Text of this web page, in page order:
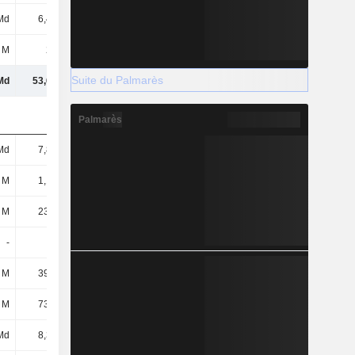
6,45 Md
223 M
53,62 Md 65,71 Md
7,86 Md
1,12 Md
23,07 M
-
39,29 M
73,44 M
8,32 Md
Suite du Palmarès
Palmarès